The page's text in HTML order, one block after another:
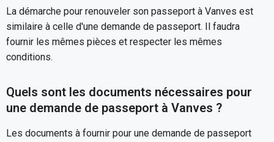
La démarche pour renouveler son passeport à Vanves est
similaire à celle d'une demande de passeport. Il faudra
fournir les mêmes pièces et respecter les mêmes
conditions.
Quels sont les documents nécessaires pour
une demande de passeport à Vanves ?
Les documents à fournir pour une demande de passeport